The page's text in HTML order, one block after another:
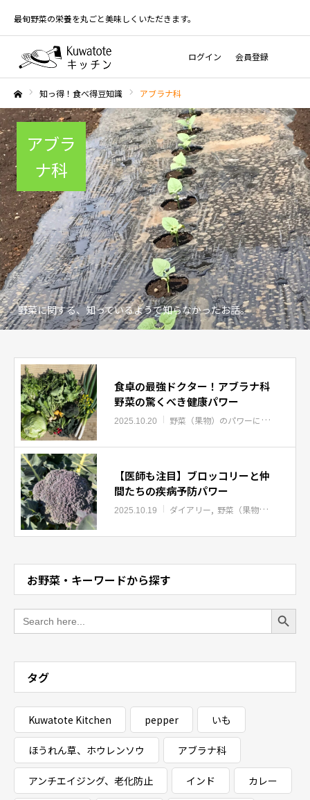
最旬野菜の栄養を丸ごと美味しくいただきます。
ログイン 会員登録
知っ得！食べ得豆知識 アブラナ科
アブラ
ナ科
野菜に関する、知っているようで知らなかったお話。
食卓の最強ドクター！アブラナ科
野菜の驚くべき健康パワー
2025.10.20 野菜（果物）のパワーについて
【医師も注目】ブロッコリーと仲
間たちの疾病予防パワー
2025.10.19 ダイアリー 野菜（果物）のパワーについて
お野菜・キーワードから探す
Search
for:
Search Button
タグ
Kuwatote Kitchen pepper いも
ほうれん草、ホウレンソウ アブラナ科
アンチエイジング、老化防止 インド カレー